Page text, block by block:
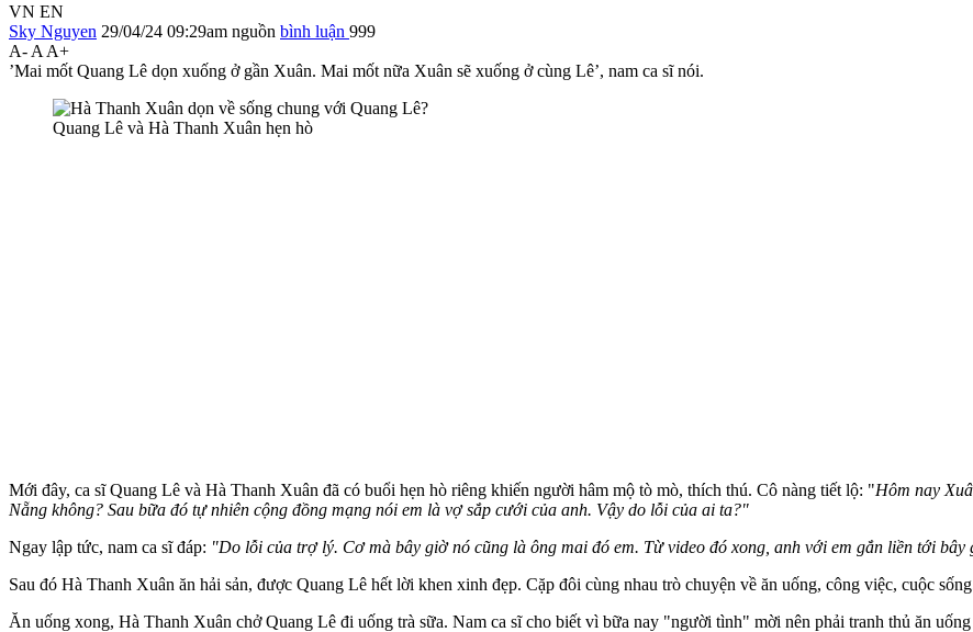
VN EN
Sky Nguyen 29/04/24 09:29am nguồn bình luận 999
A- A A+
’Mai mốt Quang Lê dọn xuống ở gần Xuân. Mai mốt nữa Xuân sẽ xuống ở cùng Lê’, nam ca sĩ nói.
Quang Lê và Hà Thanh Xuân hẹn hò
Mới đây, ca sĩ Quang Lê và Hà Thanh Xuân đã có buổi hẹn hò riêng khiến người hâm mộ tò mò, thích thú. Cô nàng tiết lộ: "Hôm nay
Nẵng không? Sau bữa đó tự nhiên cộng đồng mạng nói em là vợ sắp cưới của anh. Vậy do lỗi của ai ta?"
Ngay lập tức, nam ca sĩ đáp: "Do lỗi của trợ lý. Cơ mà bây giờ nó cũng là ông mai đó em. Từ video đó xong, anh với em gắn liền tới bây
Sau đó Hà Thanh Xuân ăn hải sản, được Quang Lê hết lời khen xinh đẹp. Cặp đôi cùng nhau trò chuyện về ăn uống, công việc, cuộc
Ăn uống xong, Hà Thanh Xuân chở Quang Lê đi uống trà sữa. Nam ca sĩ cho biết vì bữa nay "ngư‌ời tìn‌h" mời nên phải tranh thủ ăn uống